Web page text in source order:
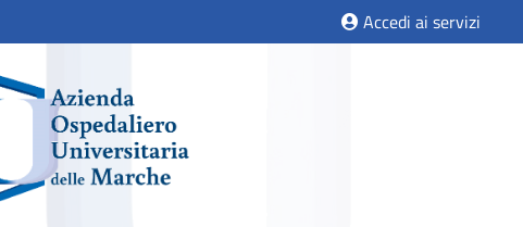
Accedi ai servizi